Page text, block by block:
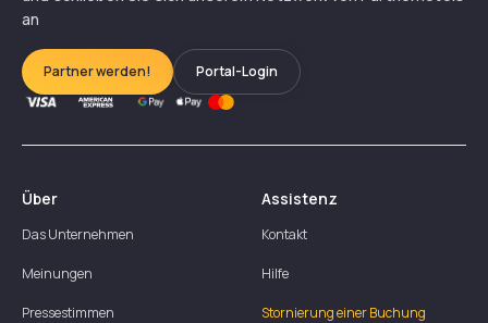
an
Partner werden! Portal-Login
Über
Das Unternehmen
Meinungen
Pressestimmen
Assistenz
Kontakt
Hilfe
Stornierung einer Buchung